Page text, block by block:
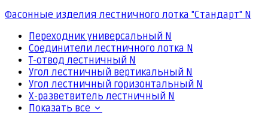
Фасонные изделия лестничного лотка "Стандарт" N
Переходник универсальный N
Соединители лестничного лотка N
Т-отвод лестничный N
Угол лестничный вертикальный N
Угол лестничный горизонтальный N
Х-разветвитель лестничный N
Показать все